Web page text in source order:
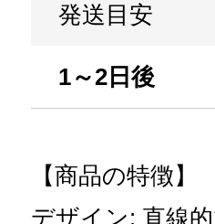
発送目安
1～2日後
【商品の特徴】
デザイン: 直線